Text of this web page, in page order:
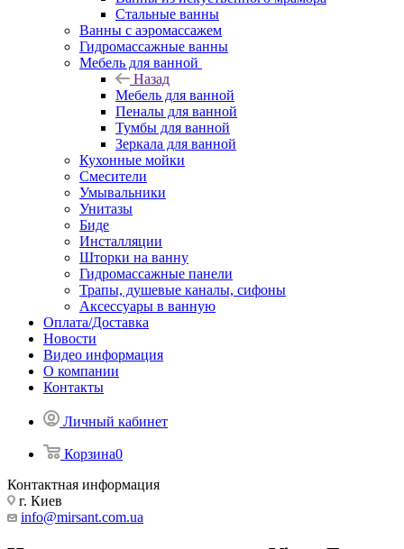
Стальные ванны
Ванны с аэромассажем
Гидромассажные ванны
Мебель для ванной
Назад
Мебель для ванной
Пеналы для ванной
Тумбы для ванной
Зеркала для ванной
Кухонные мойки
Смесители
Умывальники
Унитазы
Биде
Инсталляции
Шторки на ванну
Гидромассажные панели
Трапы, душевые каналы, сифоны
Аксессуары в ванную
Оплата/Доставка
Новости
Видео информация
О компании
Контакты
Личный кабинет
Корзина0
Контактная информация
г. Киев
info@mirsant.com.ua